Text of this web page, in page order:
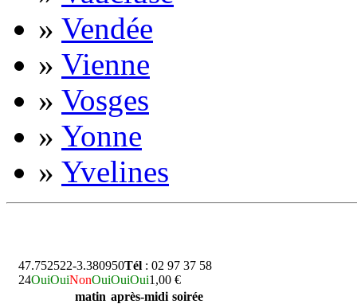
» Vendée
» Vienne
» Vosges
» Yonne
» Yvelines
47.752522-3.380950Tél : 02 97 37 58
24OuiOuiNonOuiOuiOui1,00 €
matin après-midi soirée